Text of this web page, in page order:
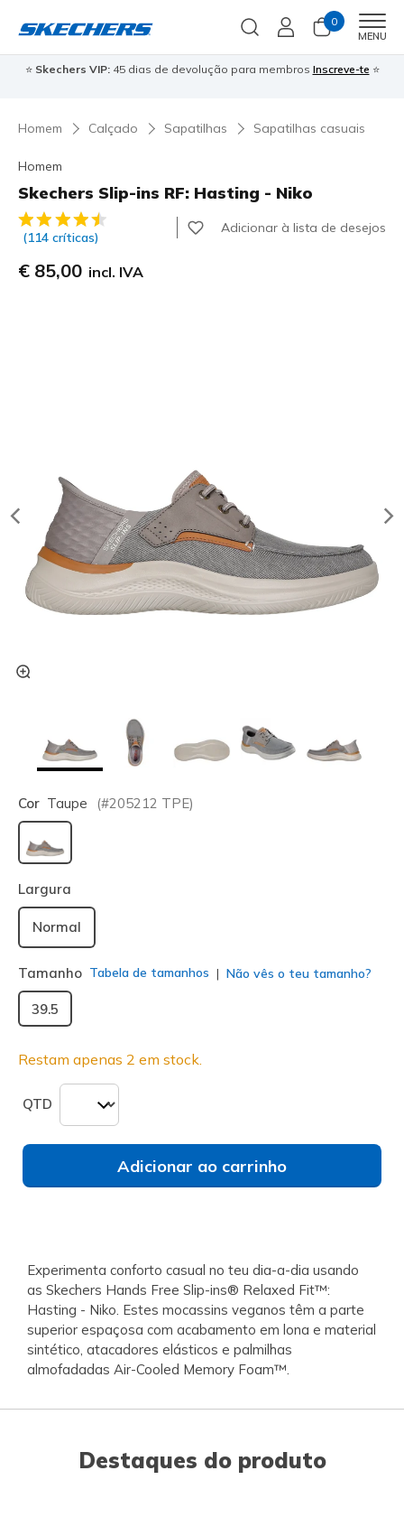
0
MENU
⭐ Skechers VIP:45 dias de devolução para membros Inscreve-te ⭐
Homem Calçado Sapatilhas Sapatilhas casuais
Homem
Skechers Slip-ins RF: Hasting - Niko
5 de 5 – Classificação do cliente
(114 críticas)
Adicionar à lista de desejos
€ 85,00 incl. IVA
Cor Taupe (#205212 TPE)
selecionado
Largura
Normal
Tamanho Tabela de tamanhos Não vês o teu tamanho?
39.5
Restam apenas 2 em stock.
QTD
Adicionar ao carrinho
Experimenta conforto casual no teu dia-a-dia usando
as Skechers Hands Free Slip-ins® Relaxed Fit™:
Hasting - Niko. Estes mocassins veganos têm a parte
superior espaçosa com acabamento em lona e material
sintético, atacadores elásticos e palmilhas
almofadadas Air-Cooled Memory Foam™.
Destaques do produto